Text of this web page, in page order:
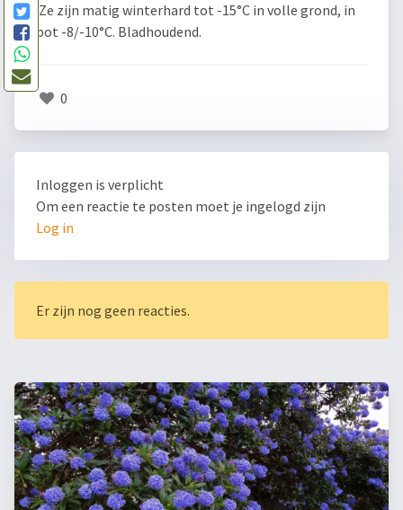
Ze zijn matig winterhard tot -15°C in volle grond, in
pot -8/-10°C. Bladhoudend.
0
Inloggen is verplicht
Om een reactie te posten moet je ingelogd zijn
Log in
Er zijn nog geen reacties.